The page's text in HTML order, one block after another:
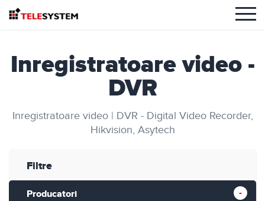
Inregistratoare video -
DVR
Inregistratoare video | DVR - Digital Video Recorder,
Hikvision, Asytech
Filtre
Producatori